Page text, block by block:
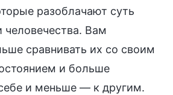
разоблачают суть
человечества. Вам
сравнивать их со своим
и больше
и меньше — к другим.